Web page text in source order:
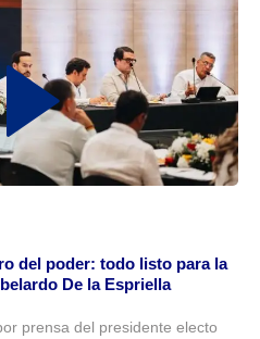
del poder: todo listo para la
De la Espriella
prensa del presidente electo